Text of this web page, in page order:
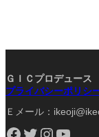
ＧＩＣプロデュース
プライバシーポリシ
Ｅメール：
Facebook Twitter Instagram YouTube